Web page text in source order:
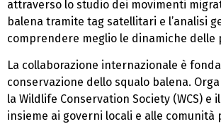
attraverso lo studio dei movimenti
balena tramite tag satellitari e l’analisi
comprendere meglio le dinamiche delle
La collaborazione internazionale è
conservazione dello squalo balena.
la Wildlife Conservation Society (WCS) e
insieme ai governi locali e alle comunità